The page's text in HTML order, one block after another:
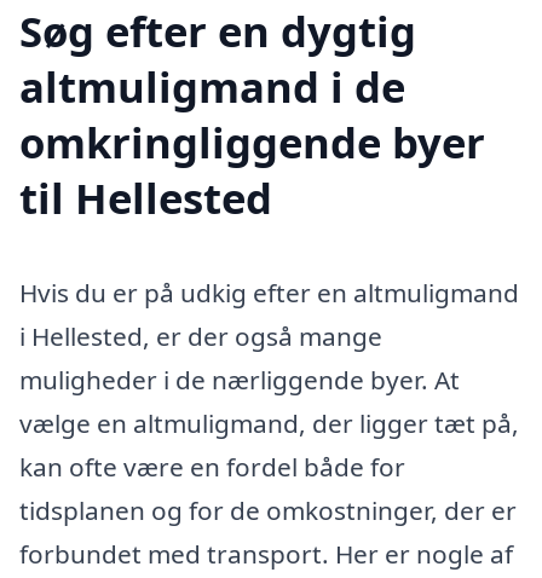
Søg efter en dygtig
altmuligmand i de
omkringliggende byer
til Hellested
Hvis du er på udkig efter en altmuligmand
i Hellested, er der også mange
muligheder i de nærliggende byer. At
vælge en altmuligmand, der ligger tæt på,
kan ofte være en fordel både for
tidsplanen og for de omkostninger, der er
forbundet med transport. Her er nogle af